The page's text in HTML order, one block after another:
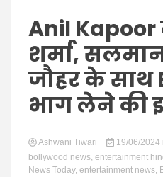
Anil
शर्मा,
जौहर के साथ
भाग लेने की
Ashwani Tiwari 19/06/2024
bollywood news, entertainment
News Today, entertainment news,